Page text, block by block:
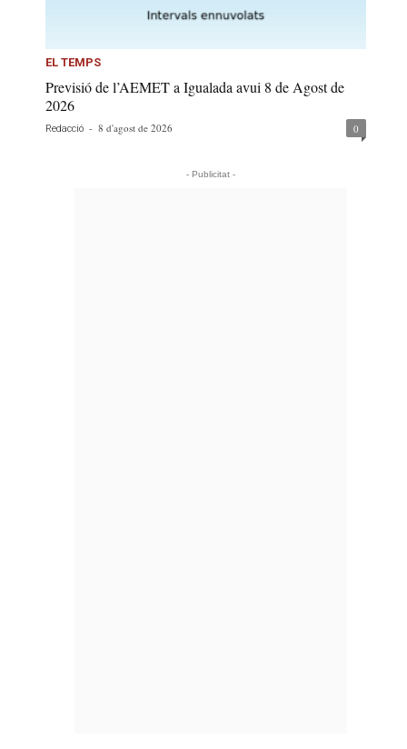
EL TEMPS
Previsió de l’AEMET a Igualada avui 8 de Agost de
2026
Redacció - 8 d'agost de 2026 0
- Publicitat -